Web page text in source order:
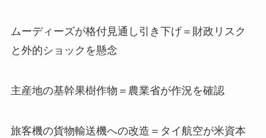
ムーディーズが格付見通し引き下げ＝財政リスク
と外的ショックを懸念
主産地の基幹果樹作物＝農業省が作況を確認
旅客機の貨物輸送機への改造＝タイ航空が米資本